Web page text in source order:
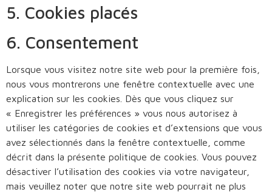
5. Cookies placés
6. Consentement
Lorsque vous visitez notre site web pour la première fois,
nous vous montrerons une fenêtre contextuelle avec une
explication sur les cookies. Dès que vous cliquez sur
« Enregistrer les préférences » vous nous autorisez à
utiliser les catégories de cookies et d’extensions que vous
avez sélectionnés dans la fenêtre contextuelle, comme
décrit dans la présente politique de cookies. Vous pouvez
désactiver l’utilisation des cookies via votre navigateur,
mais veuillez noter que notre site web pourrait ne plus